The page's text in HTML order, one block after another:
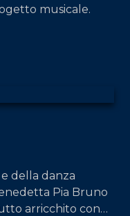
musicale.
della danza
Pia Bruno
arricchito con